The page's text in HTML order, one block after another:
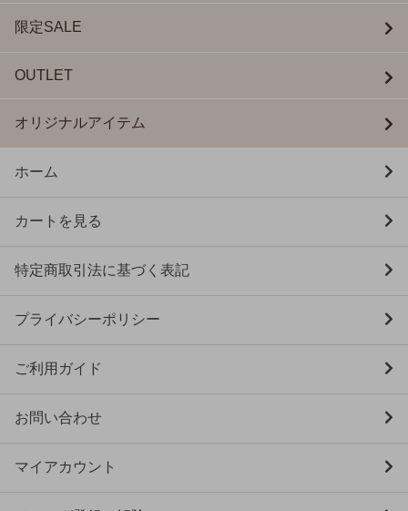
限定SALE
OUTLET
オリジナルアイテム
ホーム
カートを見る
特定商取引法に基づく表記
プライバシーポリシー
ご利用ガイド
お問い合わせ
マイアカウント